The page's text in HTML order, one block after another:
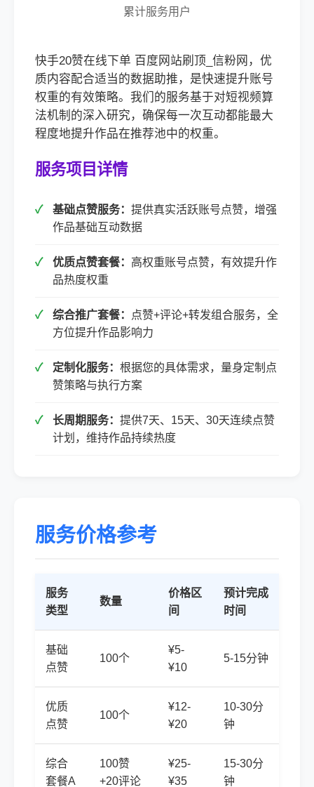
累计服务用户
快手20赞在线下单 百度网站刷顶_信粉网，优
质内容配合适当的数据助推，是快速提升账号
权重的有效策略。我们的服务基于对短视频算
法机制的深入研究，确保每一次互动都能最大
程度地提升作品在推荐池中的权重。
服务项目详情
基础点赞服务： 提供真实活跃账号点赞，增强
作品基础互动数据
优质点赞套餐： 高权重账号点赞，有效提升作
品热度权重
综合推广套餐：
点赞+评论+转发组合服务，全
方位提升作品影响力
定制化服务： 根据您的具体需求，量身定制点
赞策略与执行方案
长周期服务： 提供7天、15天、30天连续点赞
计划，维持作品持续热度
服务价格参考
服务
类型
数量
价格区
间
预计完成
时间
基础
点赞
100个
¥5-
¥10
5-15分钟
优质
点赞
100个
¥12-
¥20
10-30分
钟
综合
套餐A
100赞
+20评论
¥25-
¥35
15-30分
钟